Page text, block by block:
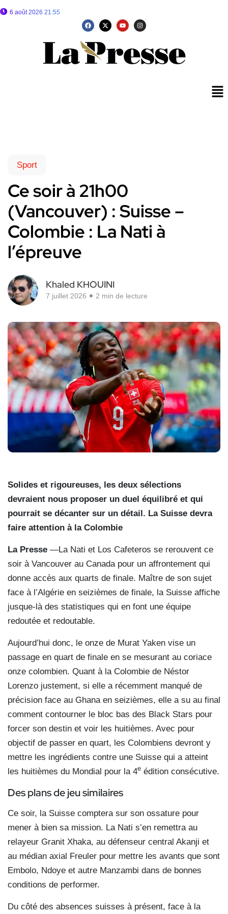
6 août 2026 21:55
Sport
Ce soir à 21h00
(Vancouver) : Suisse –
Colombie : La Nati à
l’épreuve
Khaled KHOUINI
7 juillet 2026 2 min de lecture
Solides et rigoureuses, les deux sélections
devraient nous proposer un duel équilibré et qui
pourrait se décanter sur un détail. La Suisse devra
faire attention à la Colombie
La Presse —La Nati et Los Cafeteros se rerouvent ce
soir à Vancouver au Canada pour un affrontement qui
donne accès aux quarts de finale. Maître de son sujet
face à l’Algérie en seizièmes de finale, la Suisse affiche
jusque-là des statistiques qui en font une équipe
redoutée et redoutable.
Aujourd’hui donc, le onze de Murat Yaken vise un
passage en quart de finale en se mesurant au coriace
onze colombien. Quant à la Colombie de Néstor
Lorenzo justement, si elle a récemment manqué de
précision face au Ghana en seizièmes, elle a su au final
comment contourner le bloc bas des Black Stars pour
forcer son destin et voir les huitièmes. Avec pour
objectif de passer en quart, les Colombiens devront y
mettre les ingrédients contre une Suisse qui a atteint
les huitièmes du Mondial pour la 4e édition consécutive.
Des plans de jeu similaires
Ce soir, la Suisse comptera sur son ossature pour
mener à bien sa mission. La Nati s’en remettra au
relayeur Granit Xhaka, au défenseur central Akanji et
au médian axial Freuler pour mettre les avants que sont
Embolo, Ndoye et autre Manzambi dans de bonnes
conditions de performer.
Du côté des absences suisses à présent, face à la